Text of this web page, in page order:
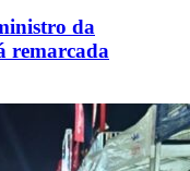
da
remarcada